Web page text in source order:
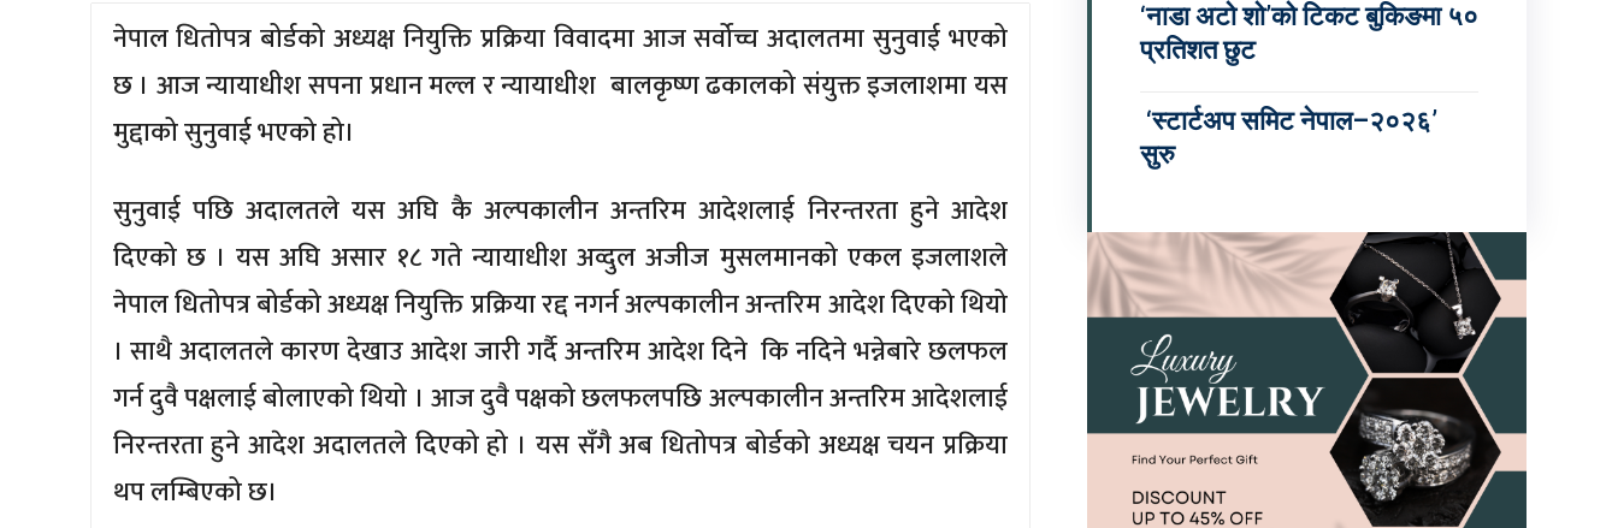
नेपाल धितोपत्र बोर्डको अध्यक्ष नियुक्ति प्रक्रिया विवादमा आज सर्वोच्च अदालतमा सुनुवाई भएको
छ । आज न्यायाधीश सपना प्रधान मल्ल र न्यायाधीश बालकृष्ण ढकालको संयुक्त इजलाशमा यस
मुद्दाको सुनुवाई भएको हो।
सुनुवाई पछि अदालतले यस अघि कै अल्पकालीन अन्तरिम आदेशलाई निरन्तरता हुने आदेश
दिएको छ । यस अघि असार १८ गते न्यायाधीश अव्दुल अजीज मुसलमानको एकल इजलाशले
नेपाल धितोपत्र बोर्डको अध्यक्ष नियुक्ति प्रक्रिया रद्द नगर्न अल्पकालीन अन्तरिम आदेश दिएको थियो
। साथै अदालतले कारण देखाउ आदेश जारी गर्दै अन्तरिम आदेश दिने कि नदिने भन्नेबारे छलफल
गर्न दुवै पक्षलाई बोलाएको थियो । आज दुवै पक्षको छलफलपछि अल्पकालीन अन्तरिम आदेशलाई
निरन्तरता हुने आदेश अदालतले दिएको हो । यस सँगै अब धितोपत्र बोर्डको अध्यक्ष चयन प्रक्रिया
थप लम्बिएको छ।
‘नाडा अटो शो’को टिकट बुकिङमा ५०
प्रतिशत छुट
‘स्टार्टअप समिट नेपाल–२०२६’
सुरु